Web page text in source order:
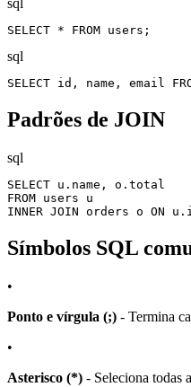
sql
SELECT * FROM users;
sql
SELECT id, name, email
Padrões de JOIN
sql
SELECT u.name, o.total
FROM users u
INNER JOIN orders o ON
Símbolos SQL
•
Ponto e vírgula (;) - Termina
•
Asterisco (*) - Seleciona todas